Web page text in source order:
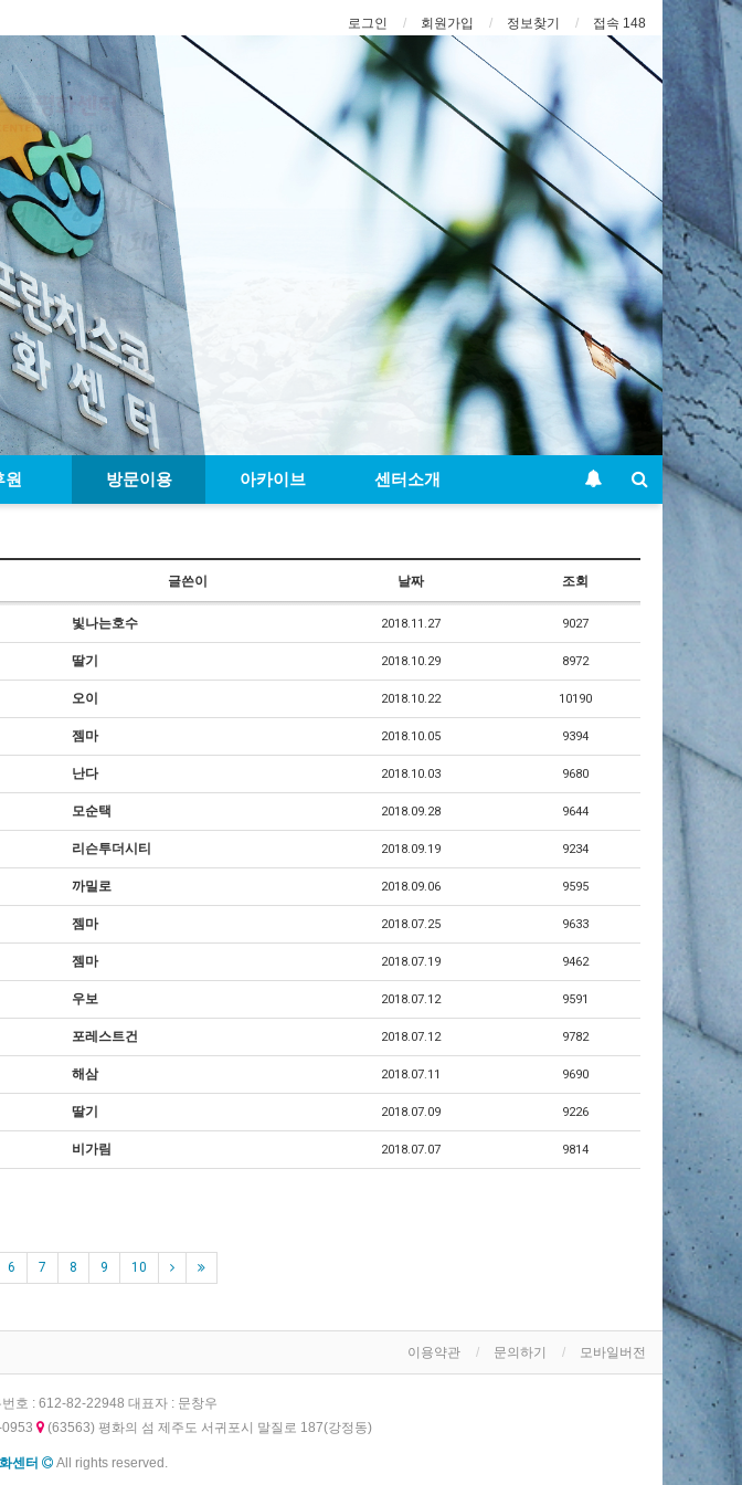
로그인 회원가입 정보찾기 접속 148
원 방문이용 아카이브 센터소개
글쓴이 날짜 조회
빛나는호수 2018.11.27 9027
딸기 2018.10.29 8972
오이 2018.10.22 10190
젬마 2018.10.05 9394
난다 2018.10.03 9680
모순택 2018.09.28 9644
리슨투더시티 2018.09.19 9234
까밀로 2018.09.06 9595
젬마 2018.07.25 9633
젬마 2018.07.19 9462
우보 2018.07.12 9591
포레스트건 2018.07.12 9782
해삼 2018.07.11 9690
딸기 2018.07.09 9226
비가림 2018.07.07 9814
6 7 8 9 10
이용약관 문의하기 모바일버전
번호 : 612-82-22948 대표자 : 문창우
(63563) 평화의 섬 제주도 서귀포시 말질로 187(강정동)
센터 All rights reserved.